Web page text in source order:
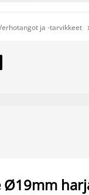
ja -tarvikkeet
Ø19mm